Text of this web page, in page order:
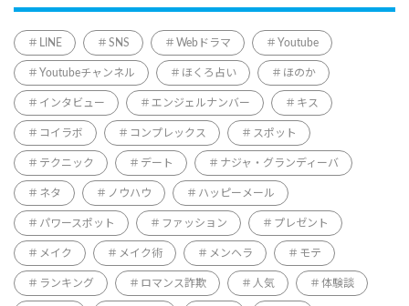
LINE SNS Webドラマ Youtube
Youtubeチャンネル ほくろ占い ほのか
インタビュー エンジェルナンバー キス
コイラボ コンプレックス スポット
テクニック デート ナジャ・グランディーバ
ネタ ノウハウ ハッピーメール
パワースポット ファッション プレゼント
メイク メイク術 メンヘラ モテ
ランキング ロマンス詐欺 人気 体験談